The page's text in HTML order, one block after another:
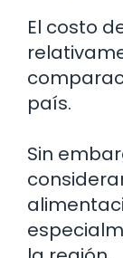
El costo
país.
Sin